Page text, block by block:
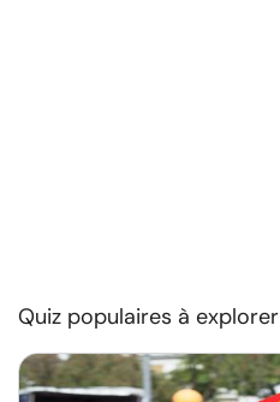
Quiz populaires à explorer